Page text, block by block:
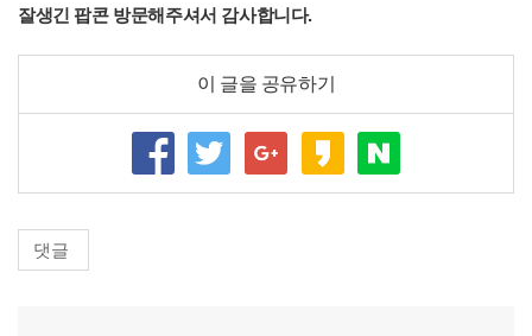
잘생긴 팝콘 방문해주셔서 감사합니다.
이 글을 공유하기
댓글